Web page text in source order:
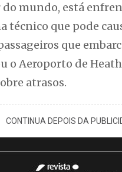
do mundo, está
técnico que pode
que
o Aeroporto de
atrasos.
CONTINUA DEPOIS DA